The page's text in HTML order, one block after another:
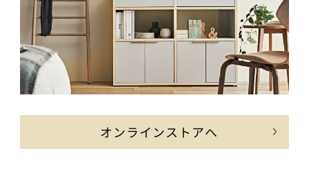
オンラインストアへ